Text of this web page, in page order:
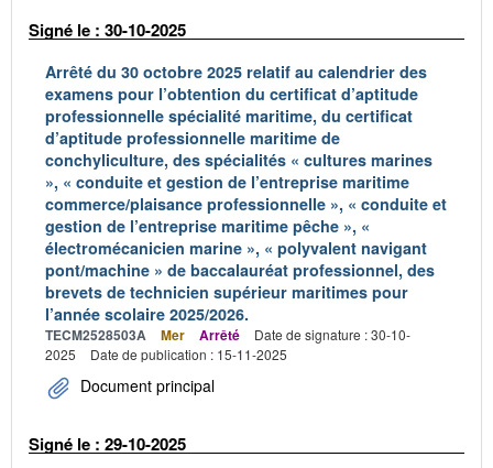
Signé le : 30-10-2025
Arrêté du 30 octobre 2025 relatif au calendrier des
examens pour l’obtention du certificat d’aptitude
professionnelle spécialité maritime, du certificat
d’aptitude professionnelle maritime de
conchyliculture, des spécialités « cultures marines
», « conduite et gestion de l’entreprise maritime
commerce/plaisance professionnelle », « conduite et
gestion de l’entreprise maritime pêche », «
électromécanicien marine », « polyvalent navigant
pont/machine » de baccalauréat professionnel, des
brevets de technicien supérieur maritimes pour
l’année scolaire 2025/2026.
TECM2528503A Mer Arrêté
Date de signature : 30-10-
2025
Date de publication : 15-11-2025
Document principal
Signé le : 29-10-2025